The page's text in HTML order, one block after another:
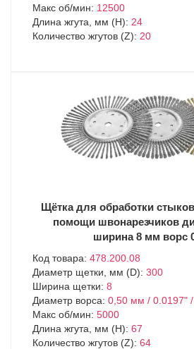
Макс об/мин: 12500
Длина жгута, мм (H): 24
Количество жгутов (Z): 20
Щётка для обработки
помощи швонарезчиков
ширина 8 мм ворс
Код товара: 478.200.08
Диаметр щетки, мм (D): 300
Ширина щетки: 8
Диаметр ворса: 0,50 мм / 0.0197"
Макс об/мин: 5000
Длина жгута, мм (H): 67
Количество жгутов (Z): 64